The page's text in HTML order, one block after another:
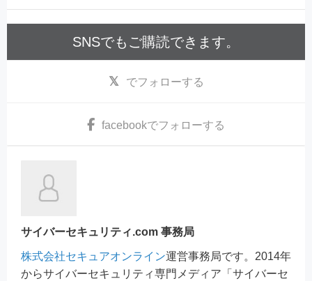
SNSでもご購読できます。
でフォローする
facebookでフォローする
サイバーセキュリティ.com 事務局
株式会社セキュアオンライン運営事務局です。2014年
からサイバーセキュリティ専門メディア「サイバーセ